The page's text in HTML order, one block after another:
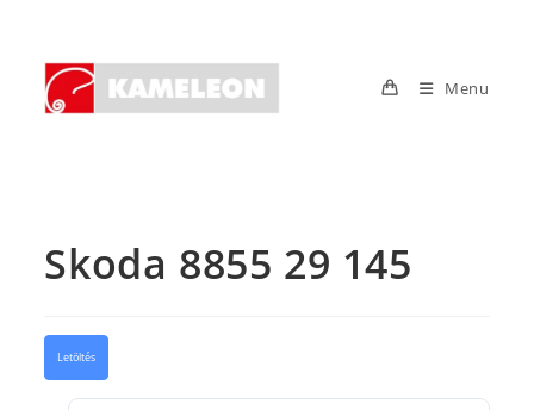
content
Menu
Skoda 8855 29 145
Letöltés